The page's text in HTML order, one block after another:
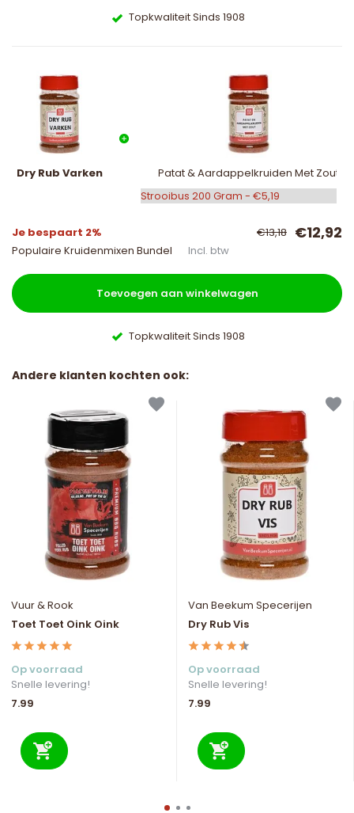
Topkwaliteit Sinds 1908
Dry Rub Varken Patat & Aardappelkruiden Met Zout
Je bespaart 2% €13,18 €12,92
Populaire Kruidenmixen Bundel Incl. btw
Toevoegen aan winkelwagen
Topkwaliteit Sinds 1908
Andere klanten kochten ook:
Vuur & Rook
Toet Toet Oink Oink
Op voorraad
Snelle levering!
7.99
Van Beekum Specerijen
Dry Rub Vis
Op voorraad
Snelle levering!
7.99